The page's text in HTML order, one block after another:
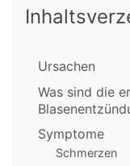
Ursachen
Was sind die
Symptome
Schmerzen